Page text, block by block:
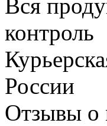
Вся
контроль
России
Отзывы о